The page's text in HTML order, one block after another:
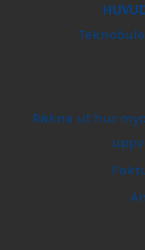
Räkna ut hur